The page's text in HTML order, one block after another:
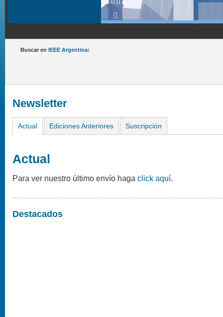
Buscar en IEEE Argentina:
Newsletter
Actual Ediciones Anteriores Suscripción
Actual
Para ver nuestro último envío haga click aquí.
Destacados